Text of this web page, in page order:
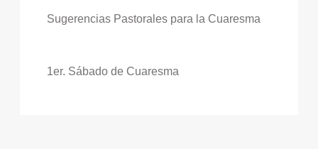
Sugerencias Pastorales para la Cuaresma
1er. Sábado de Cuaresma